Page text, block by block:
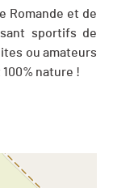
Romande et de
sportifs de
ou amateurs
nature !